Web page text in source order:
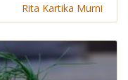
Rita Kartika Murni